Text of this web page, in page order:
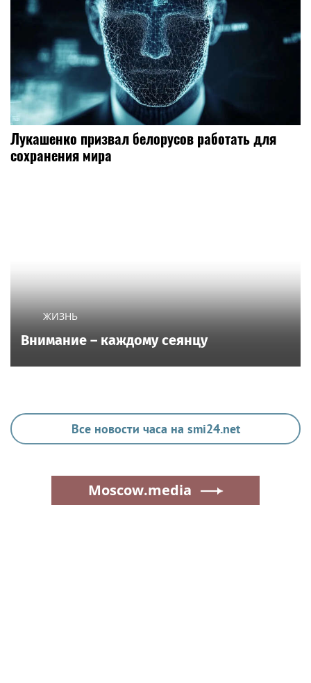
Лукашенко призвал белорусов работать для
сохранения мира
ЖИЗНЬ
Внимание – каждому сеянцу
Все новости часа на smi24.net
Moscow.media